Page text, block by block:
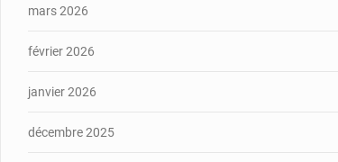
mars 2026
février 2026
janvier 2026
décembre 2025